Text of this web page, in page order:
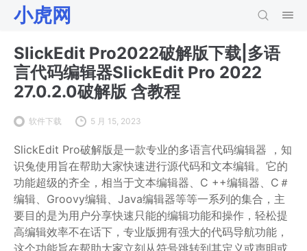
小虎网
SlickEdit Pro2022破解版下载|多语
言代码编辑器SlickEdit Pro 2022
27.0.2.0破解版 含教程
软件下载 5 月 15, 2023
SlickEdit Pro破解版是一款专业的多语言代码编辑器 ，知
识兔使用旨在帮助大家快速进行源代码和文本编辑。它的
功能超级的齐全，相当于文本编辑器、C ++编辑器、C＃
编辑、Groovy编辑、Java编辑器等等一系列的集合，主
要目的是为用户分享快速只能的编辑功能和操作，轻松提
高编辑效率不在话下，专业版拥有强大的代码导航功能，
这个功能旨在帮助大家立刻从符号跳转到其定义或声明或